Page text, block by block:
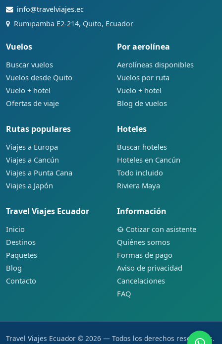
info@travelviajes.ec
Rumipamba E2-214, Quito, Ecuador
Vuelos
Buscar vuelos
Vuelos desde Quito
Vuelo + hotel
Ofertas de viaje
Por aerolínea
Aerolíneas disponibles
Vuelos por ruta
Vuelo + hotel
Blog de vuelos
Rutas populares
Viajes a Europa
Viajes a Cancún
Viajes a Punta Cana
Viajes a Japón
Hoteles
Buscar hoteles
Hoteles en Cancún
Todo incluido
Riviera Maya
Travel Viajes Ecuador
Inicio
Destinos
Paquetes
Blog
Contacto
Información
Cotizar con asistente
Quiénes somos
Formas de pago
Aviso de privacidad
Cancelaciones
FAQ
Travel Viajes Ecuador © 2026 — Todos los derechos reservados.